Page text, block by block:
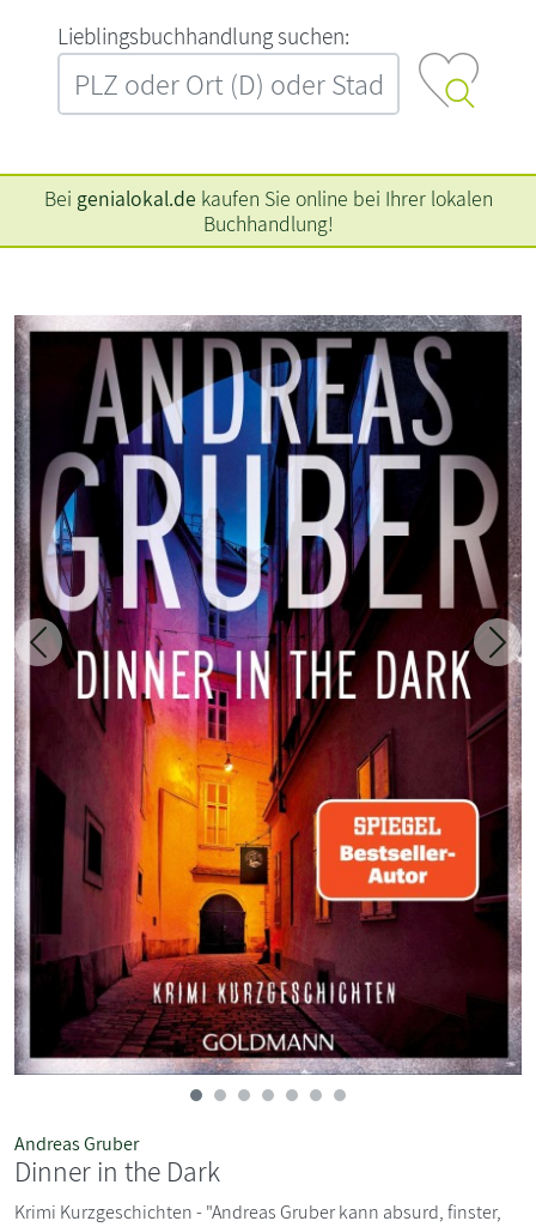
L‍i‍e‍b‍l‍i‍n‍g‍s‍b‍u‍c‍h‍h‍a‍n‍d‍l‍u‍n‍g‍ ‍s‍u‍c‍h‍e‍n‍:‍
Bei genialokal.de kaufen Sie online bei Ihrer lokalen
Buchhandlung!
Zurück
Andreas Gruber
Dinner in the Dark
Krimi Kurzgeschichten - "Andreas Gruber kann absurd, finster,